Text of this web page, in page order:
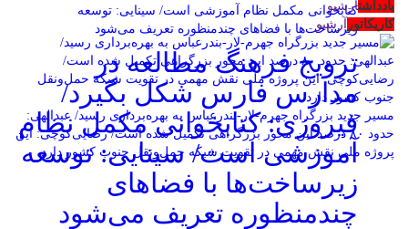
ترویج فرهنگ مطالعه در
مدارس فارس شکل بگیرد/
فیروزی: کتابخوانی مکمل نظام
آموزشی است/ سینایی: توسعه
زیرساخت‌ها با فضاهای
چندمنظوره تعریف می‌شود
یادداشتآرشیو
کاریکاتور آرشیو
مسیر جدید بزرگراه جهرم-لار-بندرعباس به بهره‌برداری رسید/ عبدالهی:
حدود ۸۰ درصد این محور بزرگراهی تکمیل شده است/ رضایی‌کوچی: این
پروژه ملی نقش مهمی در تقویت شبکه حمل‌ونقل جنوب کشور دارد